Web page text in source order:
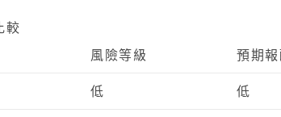
較
風險等級 預期報
低 低